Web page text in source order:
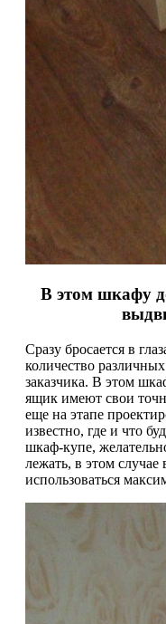
В этом шкафу
Сразу бросается в
количество
заказчика. В этом
ящик имеют свои
еще на этапе
известно, где и что
шкаф-купе,
лежать, в этом случае
использоваться